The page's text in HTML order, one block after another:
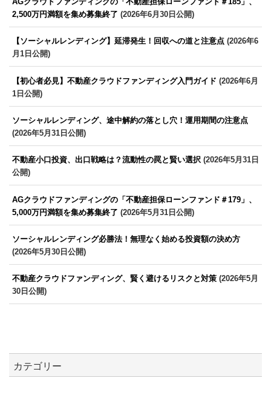
2,500万円満額を集め募集終了 (2026年6月30日公開)
【ソーシャルレンディング】延滞発生！回収への道と注意点 (2026年6
月1日公開)
【初心者必見】不動産クラウドファンディング入門ガイド (2026年6月
1日公開)
ソーシャルレンディング、途中解約の落とし穴！運用期間の注意点
(2026年5月31日公開)
不動産小口投資、出口戦略は？流動性の罠と賢い選択 (2026年5月31日
公開)
AGクラウドファンディングの「不動産担保ローンファンド＃179」、
5,000万円満額を集め募集終了 (2026年5月31日公開)
ソーシャルレンディング必勝法！無理なく始める投資額の決め方
(2026年5月30日公開)
不動産クラウドファンディング、賢く避けるリスクと対策 (2026年5月
30日公開)
カテゴリー